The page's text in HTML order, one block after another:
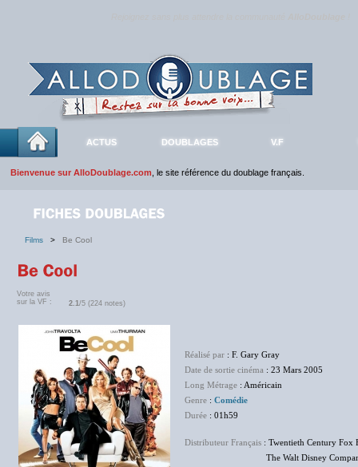
ACTUS DOUBLAGES V.F
Bienvenue sur AlloDoublage.com , le site référence du doublage français.
Films > Be Cool
Votre avis
sur la VF :
2.1/5 (224 notes)
Réalisé par : F. Gary Gray
Date de sortie cinéma : 23 Mars 2005
Long Métrage : Américain
Genre : Comédie
Durée : 01h59
Distributeur Français : Twentieth Century Fox
The Walt Disney Company